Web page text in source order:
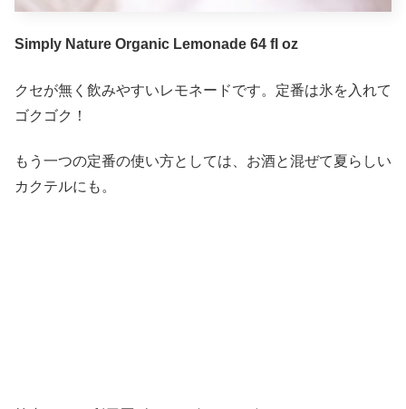
Simply Nature Organic Lemonade 64 fl oz
クセが無く飲みやすいレモネードです。定番は氷を入れて
ゴクゴク！
もう一つの定番の使い方としては、お酒と混ぜて夏らしい
カクテルにも。